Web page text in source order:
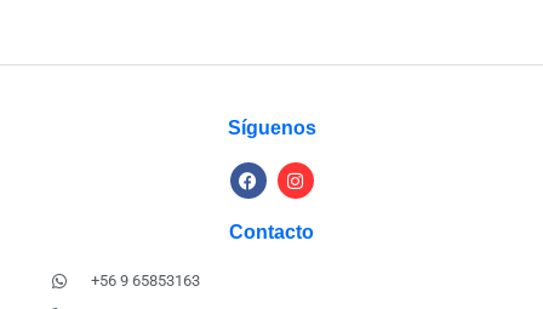
Síguenos
Contacto
+56 9 65853163